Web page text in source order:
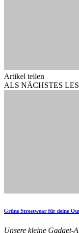
Artikel teilen
ALS NÄCHSTES
Grüne Streetwear für deine
Unsere kleine Gadget-